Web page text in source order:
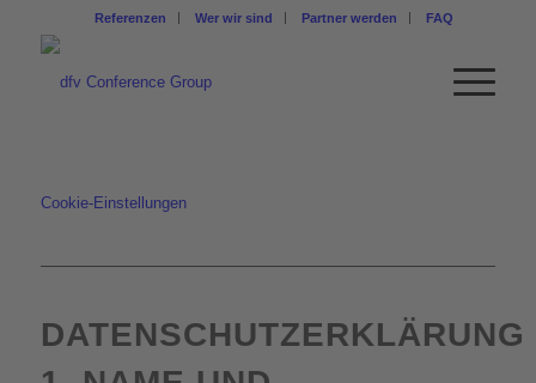
Referenzen Wer wir sind Partner werden FAQ
Cookie-Einstellungen
DATENSCHUTZERKLÄRUNG